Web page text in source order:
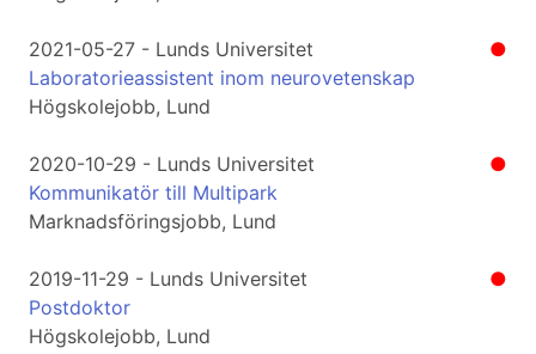
●
2021-05-27 - Lunds Universitet
Laboratorieassistent inom neurovetenskap
Högskolejobb, Lund
●
2020-10-29 - Lunds Universitet
Kommunikatör till Multipark
Marknadsföringsjobb, Lund
●
2019-11-29 - Lunds Universitet
Postdoktor
Högskolejobb, Lund